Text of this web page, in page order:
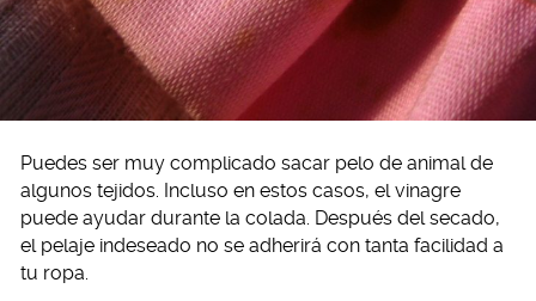
Puedes ser muy complicado sacar pelo de animal de
algunos tejidos. Incluso en estos casos, el vinagre
puede ayudar durante la colada. Después del secado,
el pelaje indeseado no se adherirá con tanta facilidad a
tu ropa.